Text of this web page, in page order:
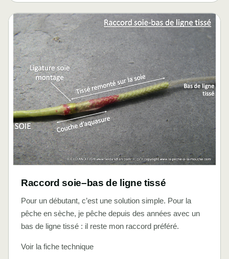
Raccord soie–bas de ligne tissé
Pour un débutant, c’est une solution simple. Pour la
pêche en sèche, je pêche depuis des années avec un
bas de ligne tissé : il reste mon raccord préféré.
Voir la fiche technique